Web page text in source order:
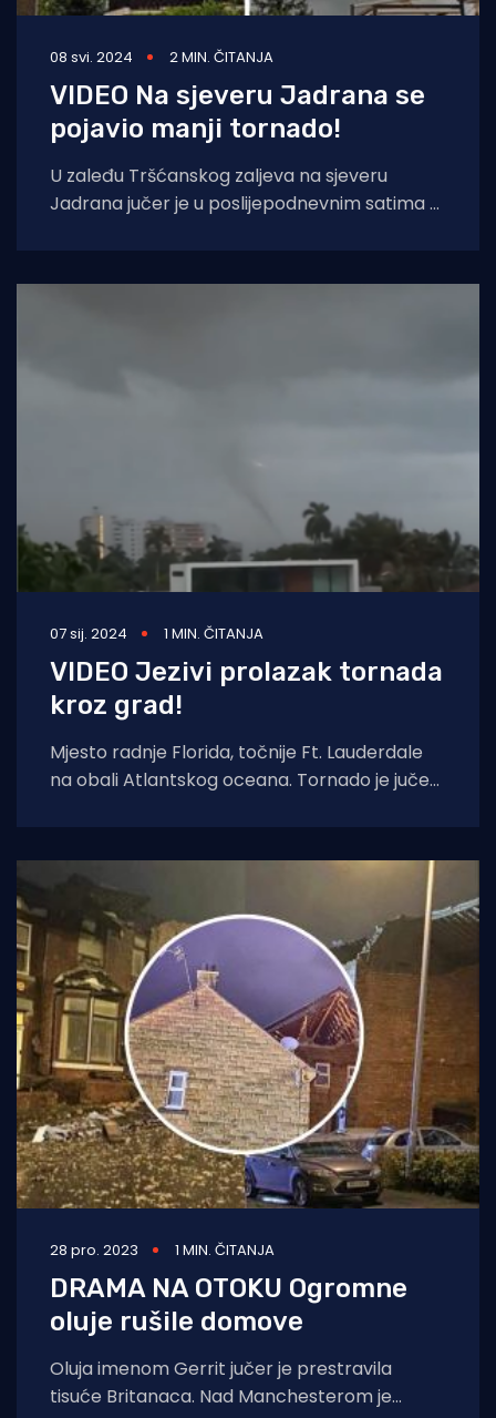
08 svi. 2024 2 MIN. ČITANJA
VIDEO Na sjeveru Jadrana se
pojavio manji tornado!
U zaleđu Tršćanskog zaljeva na sjeveru
Jadrana jučer je u poslijepodnevnim satima u
07 sij. 2024 1 MIN. ČITANJA
VIDEO Jezivi prolazak tornada
kroz grad!
Mjesto radnje Florida, točnije Ft. Lauderdale
na obali Atlantskog oceana. Tornado je jučer
28 pro. 2023 1 MIN. ČITANJA
DRAMA NA OTOKU Ogromne
oluje rušile domove
Oluja imenom Gerrit jučer je prestravila
tisuće Britanaca. Nad Manchesterom je